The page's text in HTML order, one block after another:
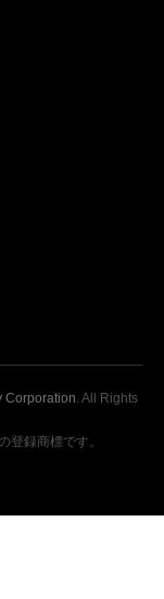
Corporation. All Rights
登録商標です。